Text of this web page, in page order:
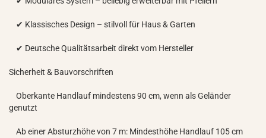
✔ Klassisches Design – stilvoll für Haus & Garten
✔ Deutsche Qualitätsarbeit direkt vom Hersteller
Sicherheit & Bauvorschriften
Oberkante Handlauf mindestens 90 cm, wenn als Geländer
genutzt
Ab einer Absturzhöhe von 7 m: Mindesthöhe Handlauf 105 cm